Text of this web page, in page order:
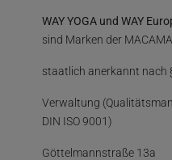
WAY YOGA und WAY
sind Marken der
staatlich anerkannt nach
Verwaltung
DIN ISO 9001)
Göttelmannstraße 13a